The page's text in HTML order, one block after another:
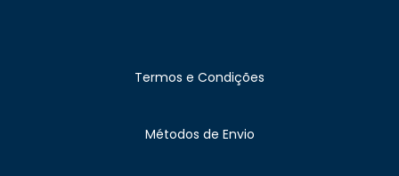
Termos e Condições
Métodos de Envio